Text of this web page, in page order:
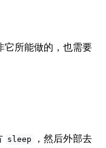
它所能做的，也需要
sleep
，然后外部去